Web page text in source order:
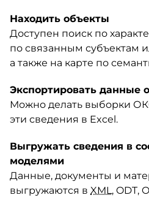
Находить объекты
Доступен поиск по
по связанным субъектам
а также на карте по
Экспортировать данные
Можно делать выборки
эти сведения в Excel.
Выгружать сведения в
моделями
Данные, документы и
выгружаются в XML, ODT,